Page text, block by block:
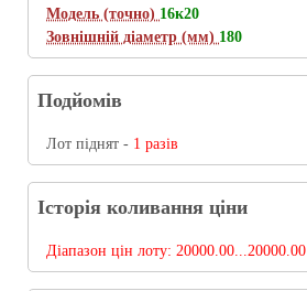
Модель (точно) 16к20
Зовнішній діаметр (мм) 180
Подйомів
Лот піднят - 1 разів
Історія коливання ціни
Діапазон цін лоту: 20000.00...20000.00